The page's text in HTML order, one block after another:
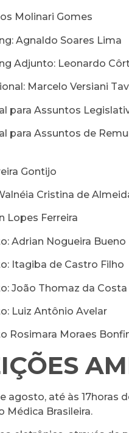
Molinari Gomes
Agnaldo Soares Lima
Adjunto: Leonardo
Marcelo Versiani
para Assuntos
para Assuntos de
Gontijo
Cristina de
Lopes Ferreira
Adrian Nogueira Bueno
Itagiba de Castro Filho
João Thomaz da Costa
Luiz Antônio Avelar
Rosimara Moraes
agosto, até às 17horas
Médica Brasileira.